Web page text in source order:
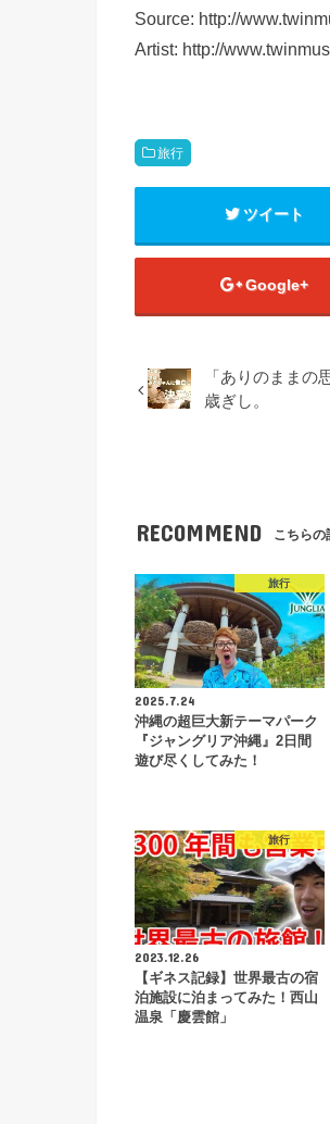
Source: http://
Artist: http://
旅行
ツイート
Google+
「ありのまま
歳ぎし。
RECOMMEND こちらの
旅行
2025.7.24
沖縄の超巨大新テーマパーク
『ジャングリア沖縄』2日間
遊び尽くしてみた！
旅行
2023.12.26
【ギネス記録】世界最古の宿
泊施設に泊まってみた！西山
温泉「慶雲館」